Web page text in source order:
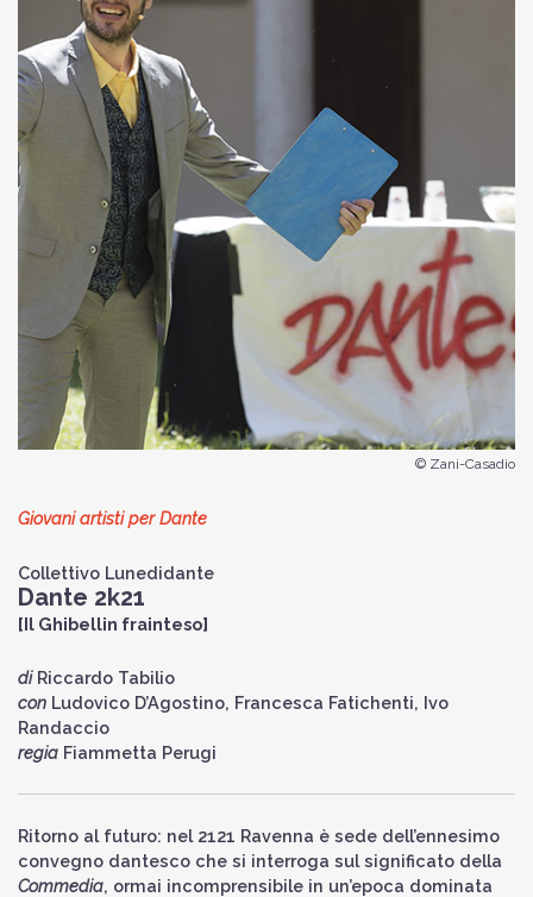
© Zani-Casadio
Giovani artisti per Dante
Collettivo Lunedidante
Dante 2k21
[Il Ghibellin frainteso]
diRiccardo Tabilio
con Ludovico D’Agostino, Francesca Fatichenti, Ivo
Randaccio
regia Fiammetta Perugi
Ritorno al futuro: nel 2121 Ravenna è sede dell’ennesimo
convegno dantesco che si interroga sul significato della
Commedia, ormai incomprensibile in un’epoca dominata